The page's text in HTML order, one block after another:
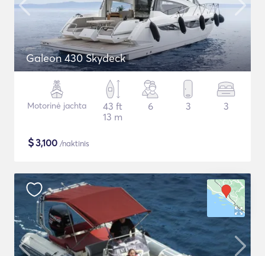
Galeon 430 Skydeck
Motorinė jachta
43 ft
13 m
6 3 3
$3,100 /naktinis